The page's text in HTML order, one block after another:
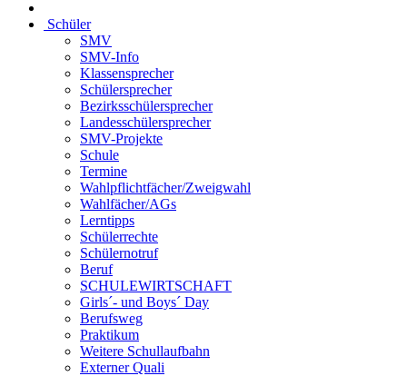
Schüler
SMV
SMV-Info
Klassensprecher
Schülersprecher
Bezirksschülersprecher
Landesschülersprecher
SMV-Projekte
Schule
Termine
Wahlpflichtfächer/Zweigwahl
Wahlfächer/AGs
Lerntipps
Schülerrechte
Schülernotruf
Beruf
SCHULEWIRTSCHAFT
Girls´- und Boys´ Day
Berufsweg
Praktikum
Weitere Schullaufbahn
Externer Quali